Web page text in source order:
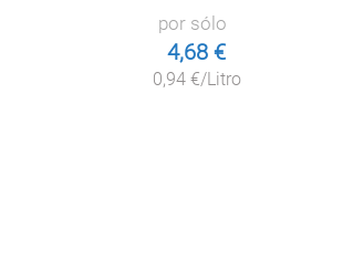
por sólo
4,68 €
0,94 €/Litro